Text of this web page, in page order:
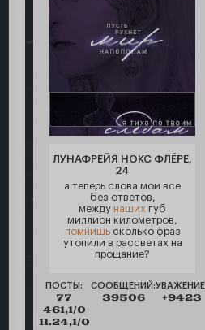
ЛУНАФРЕЙЯ НОКС ФЛЁРЕ,
24
а теперь слова мои все
без ответов,
между наших губ
миллион километров,
помнишьсколько фраз
утопили в рассветах на
прощание?
ПОСТЫ:
77
461,1/0
11.24,1/0
СООБЩЕНИЙ:
39506 +9423